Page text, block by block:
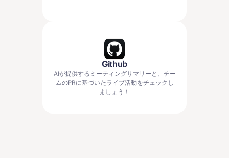
Github
AIが提供するミーティングサマリーと、チー
ムのPRに基づいたライブ活動をチェックし
ましょう！